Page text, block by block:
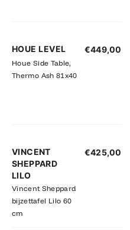
HOUE LEVEL
Houe Side Table,
Thermo Ash 81x40
€449,00
VINCENT
SHEPPARD
LILO
Vincent Sheppard
bijzettafel Lilo 60
cm
€425,00